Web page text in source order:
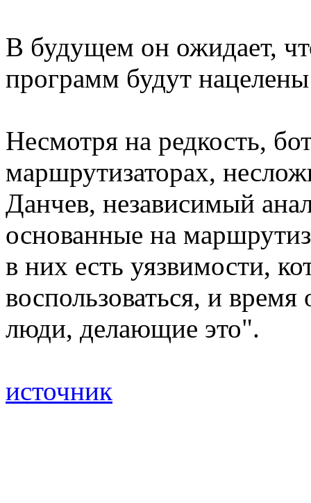
В будущем он ожидает,
программ будут
Несмотря на редкость,
маршрутизаторах,
Данчев, независимый
основанные на
в них есть уязвимости,
воспользоваться, и
люди, делающие это".
источник